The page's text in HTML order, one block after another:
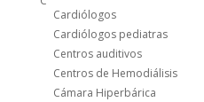
Cardiólogos
Cardiólogos pediatras
Centros auditivos
Centros de Hemodiálisis
Cámara Hiperbárica